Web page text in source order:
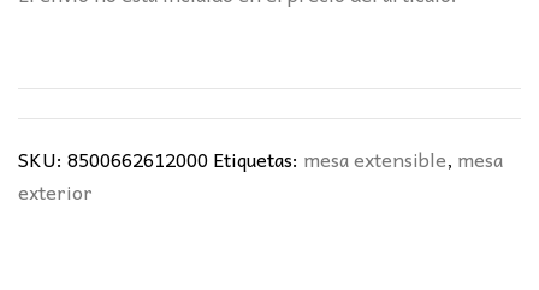
SKU: 8500662612000Etiquetas: mesa extensible, mesa
exterior